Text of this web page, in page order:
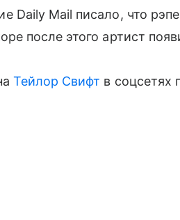
Daily Mail писало, что
после этого артист
Тейлор Свифт в соцсетях